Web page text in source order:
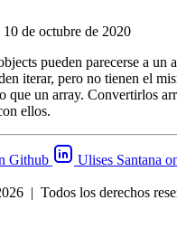
10 de octubre de 2020
pueden parecerse a un
iterar, pero no tienen el
que un array. Convertirlos
ellos.
Github
Ulises Santana
| Todos los derechos